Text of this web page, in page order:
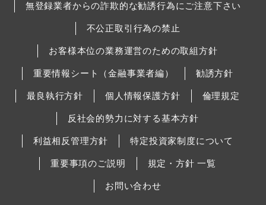
無登録業者からの詐欺的な勧誘行為にご注意下さい
不公正取引行為の禁止
お客様本位の業務運営のための取組方針
重要情報シート（金融事業者編） 勧誘方針
最良執行方針 個人情報保護方針 倫理規定
反社会的勢力に対する基本方針
利益相反管理方針 特定投資家制度について
重要事項のご説明 規定・方針 一覧
お問い合わせ